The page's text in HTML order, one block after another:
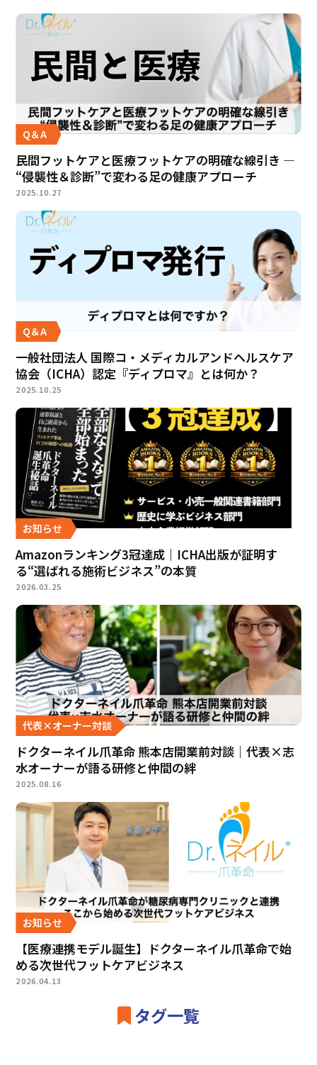
Q＆A
民間フットケアと医療フットケアの明確な線引き —
“侵襲性＆診断”で変わる足の健康アプローチ
2025.10.27
Q＆A
一般社団法人 国際コ・メディカルアンドヘルスケア
協会（ICHA）認定『ディプロマ』とは何か？
2025.10.25
お知らせ
Amazonランキング3冠達成｜ICHA出版が証明す
る“選ばれる施術ビジネス”の本質
2026.03.25
代表×オーナー対談
ドクターネイル爪革命 熊本店開業前対談｜代表×志
水オーナーが語る研修と仲間の絆
2025.08.16
お知らせ
【医療連携モデル誕生】ドクターネイル爪革命で始
める次世代フットケアビジネス
2026.04.13
タグ一覧